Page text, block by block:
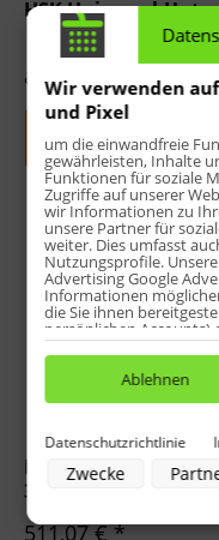
HSK Universal-
ab 117,86 € *
Jetzt
HSK Unterputz-
3 Abgänge
511,07 € *
Wir verwenden
und Pixel
um die einwandfreie
gewährleisten, Inhalte
Funktionen für soziale
Zugriffe auf unserer
wir Informationen zu
unsere Partner für
weiter. Dies umfasst
Nutzungsprofile.
Advertising Google
Informationen
die Sie ihnen
persönlichen Accounts)
Nutzung der Dienste
anderer Geräte). Ihre
und Pixeln können Sie
Datenschutz-Button
Zwecke der
Speichern von oder
Verwendung von
Datenschutzrichtlinie
Zwecke
Ablehnen